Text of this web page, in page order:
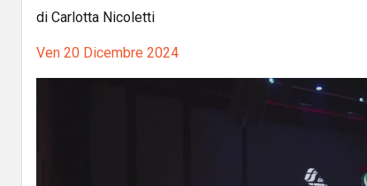
di Carlotta Nicoletti
Ven 20 Dicembre 2024